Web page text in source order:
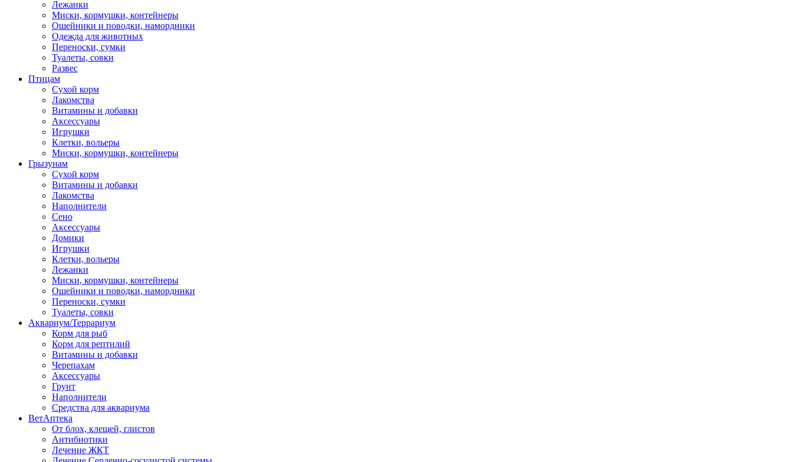
Лежанки
Миски, кормушки, контейнеры
Ошейники и поводки, намордники
Одежда для животных
Переноски, сумки
Туалеты, совки
Развес
Птицам
Сухой корм
Лакомства
Витамины и добавки
Аксессуары
Игрушки
Клетки, вольеры
Миски, кормушки, контейнеры
Грызунам
Сухой корм
Витамины и добавки
Лакомства
Наполнители
Сено
Аксессуары
Домики
Игрушки
Клетки, вольеры
Лежанки
Миски, кормушки, контейнеры
Ошейники и поводки, намордники
Переноски, сумки
Туалеты, совки
Аквариум/Террариум
Корм для рыб
Корм для рептилий
Витамины и добавки
Черепахам
Аксессуары
Грунт
Наполнители
Средства для аквариума
ВетАптека
От блох, клещей, глистов
Антибиотики
Лечение ЖКТ